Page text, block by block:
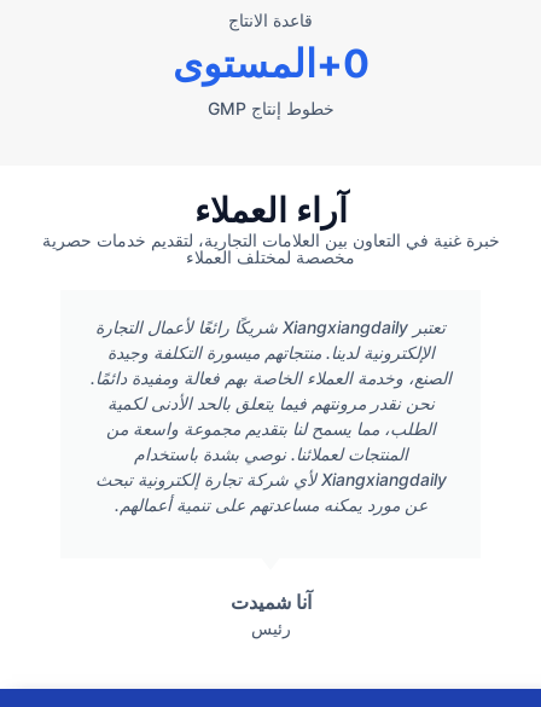
قاعدة الانتاج
خطوط إنتاج GMP
0+المستوى
آراء العملاء
خبرة غنية في التعاون بين العلامات التجارية، لتقديم خدمات حصرية
مخصصة لمختلف العملاء
تعتبر Xiangxiangdaily شريكًا رائعًا لأعمال التجارة
الإلكترونية لدينا. منتجاتهم ميسورة التكلفة وجيدة
الصنع، وخدمة العملاء الخاصة بهم فعالة ومفيدة دائمًا.
نحن نقدر مرونتهم فيما يتعلق بالحد الأدنى لكمية
الطلب، مما يسمح لنا بتقديم مجموعة واسعة من
المنتجات لعملائنا. نوصي بشدة باستخدام
Xiangxiangdaily لأي شركة تجارة إلكترونية تبحث
عن مورد يمكنه مساعدتهم على تنمية أعمالهم.
آنا شميدت
رئيس